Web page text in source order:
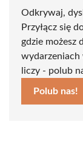
Odkrywaj,
Przyłącz się
gdzie możesz
wydarzeniach
liczy - polub
Polub nas!